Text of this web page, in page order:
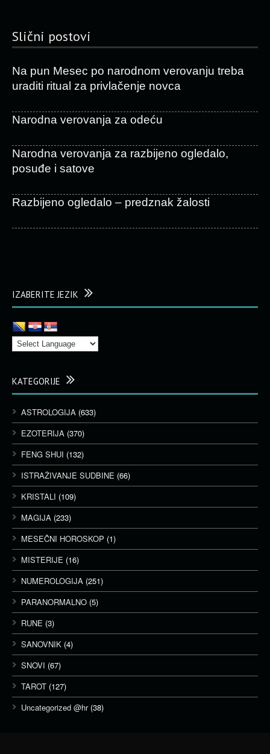
Slični postovi
Na pun Mesec po narodnom verovanju treba
uraditi ritual za privlačenje novca
Narodna verovanja za odeću
Narodna verovanja za razbijeno ogledalo,
posuđe i satove
Razbijeno ogledalo – predznak žalosti
IZABERITE JEZIK
KATEGORIJE
ASTROLOGIJA (633)
EZOTERIJA (370)
FENG SHUI (132)
ISTRAŽIVANJE SUDBINE (66)
KRISTALI (109)
MAGIJA (233)
MESEČNI HOROSKOP (1)
MISTERIJE (16)
NUMEROLOGIJA (251)
PARANORMALNO (5)
RUNE (3)
SANOVNIK (4)
SNOVI (67)
TAROT (127)
Uncategorized @hr(38)